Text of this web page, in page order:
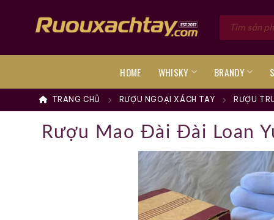
Tìm
kiếm
HOME WHISKY BRANDY
TRANG CHỦ RƯỢU NGOẠI XÁCH TAY RƯỢU
Rượu Mao Đài Đài Loan